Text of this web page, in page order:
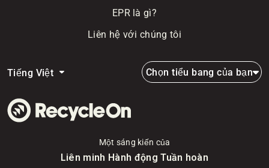
Một sáng kiến của
Liên minh Hành động Tuần hoàn
EPR là gì?
Liên hệ với chúng tôi
Tiếng Việt Chọn tiểu bang của bạn